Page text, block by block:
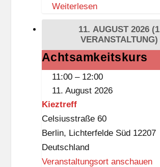
o
t
e
k
e
i
i
t
k
n
a
p
p
Weiterlesen
11. AUGUST 2026 (1
VERANSTALTUNG)
Achtsamkeitskurs
Achtsamkeitskurs
11:00 – 12:00
11. August 2026
Kieztreff
Celsiusstraße 60
Berlin, Lichterfelde Süd 12207
Deutschland
Veranstaltungsort anschauen